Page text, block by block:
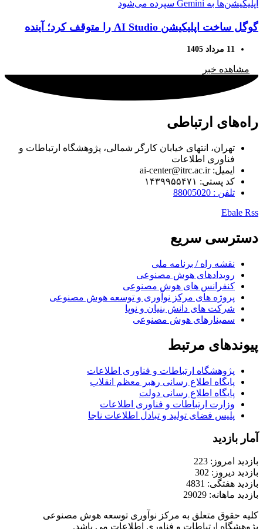
گوگل ساخت اپلیکیشن AI Studio را متوقف کرد؛ آینده
توسعه اپلیکیشن‌ها به Gemini سپرده می‌شود
11 مرداد 1405
مشاهده خبر
راه‌های ارتباطی
تهران، انتهای خیابان کارگر شمالی، پژوهشگاه ارتباطات و
فناوری اطلاعات
ایمیل: ai-center@itrc.ac.ir
کد پستی: ۱۴۳۹۹۵۵۴۷۱
تلفن : 88005020
Ebale Rss
دسترسی سریع
نقشه راه / برنامه ملی
رویدادهای هوش مصنوعی
کنفرانس های هوش مصنوعی
پروژه های مرکز نوآوری و توسعه هوش مصنوعی
شرکت های دانش بنیان و نوپا
سمینارهای هوش مصنوعی
پیوندهای مرتبط
پژوهشگاه ارتباطات و فناوری اطلاعات
پایگاه اطلاع رسانی رهبر معظم انقلاب
پایگاه اطلاع رسانی دولت
وزارت ارتباطات و فناوری اطلاعات
پلیس فضای تولید و تبادل اطلاعات ناجا
آمار بازدید
بازدید امروز: 223
بازدید دیروز: 302
بازدید هفتگی: 4831
بازدید ماهانه: 29029
کلیه حقوق متعلق به مرکز نوآوری توسعه هوش مصنوعی
پژوهشگاه ارتباطات و فناوری اطلاعات می باشد.